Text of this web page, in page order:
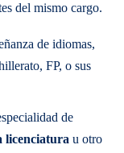
del mismo cargo.
de idiomas,
FP, o sus
de
licenciatura u otro